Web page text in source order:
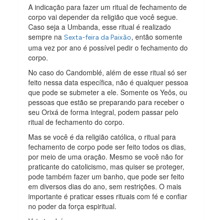
A indicação para fazer um ritual de fechamento de
corpo vai depender da religião que você segue.
Caso seja a Umbanda, esse ritual é realizado
sempre naSexta-feira da Paixão, então somente
uma vez por ano é possível pedir o fechamento do
corpo.
No caso do Candomblé, além de esse ritual só ser
feito nessa data específica, não é qualquer pessoa
que pode se submeter a ele. Somente os Yeôs, ou
pessoas que estão se preparando para receber o
seu Orixá de forma integral, podem passar pelo
ritual de fechamento do corpo.
Mas se você é da religião católica, o ritual para
fechamento de corpo pode ser feito todos os dias,
por meio de uma oração. Mesmo se você não for
praticante do catolicismo, mas quiser se proteger,
pode também fazer um banho, que pode ser feito
em diversos dias do ano, sem restrições. O mais
importante é praticar esses rituais com fé e confiar
no poder da força espiritual.